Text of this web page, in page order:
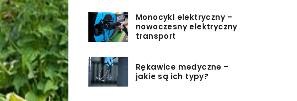
Monocykl elektryczny –
nowoczesny elektryczny
transport
Rękawice medyczne –
jakie są ich typy?